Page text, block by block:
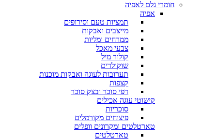
חומרי גלם לאפיה
אפיה
תמציות טעם וסירופים
מייצבים ואבקות
ממרחים ומליות
צבעי מאכל
קולור מיל
שוקולדים
תערובות לעוגה ואבקות מוכנות
קצפות
דפי סוכר ובצק סוכר
קישוטי עוגה אכילים
סוכריות
פיצוחים מקורמלים
טארטלטים ומקרונים וופלים
טארטלטים